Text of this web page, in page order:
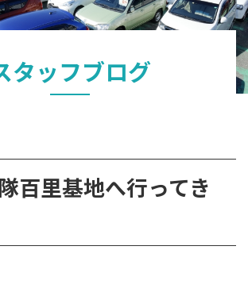
タッフブログ
百里基地へ行ってき